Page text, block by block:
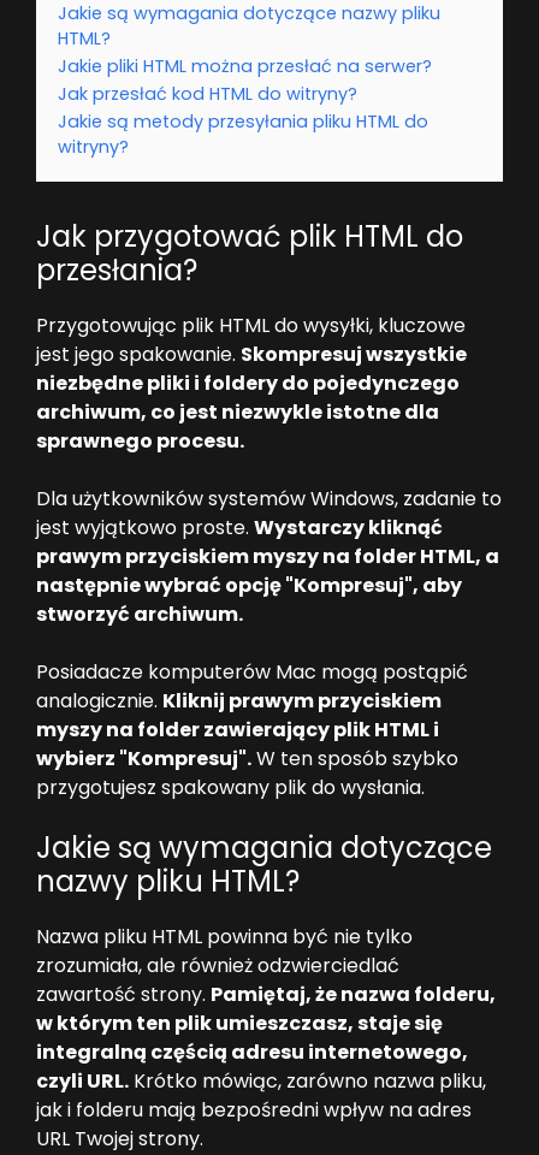
Jakie są wymagania dotyczące nazwy pliku
HTML?
Jakie pliki HTML można przesłać na serwer?
Jak przesłać kod HTML do witryny?
Jakie są metody przesyłania pliku HTML do
witryny?
Jak przygotować plik HTML do
przesłania?
Przygotowując plik HTML do wysyłki, kluczowe
jest jego spakowanie. Skompresuj wszystkie
niezbędne pliki i foldery do pojedynczego
archiwum, co jest niezwykle istotne dla
sprawnego procesu.
Dla użytkowników systemów Windows, zadanie to
jest wyjątkowo proste. Wystarczy kliknąć
prawym przyciskiem myszy na folder HTML, a
następnie wybrać opcję "Kompresuj", aby
stworzyć archiwum.
Posiadacze komputerów Mac mogą postąpić
analogicznie. Kliknij prawym przyciskiem
myszy na folder zawierający plik HTML i
wybierz "Kompresuj".W ten sposób szybko
przygotujesz spakowany plik do wysłania.
Jakie są wymagania dotyczące
nazwy pliku HTML?
Nazwa pliku HTML powinna być nie tylko
zrozumiała, ale również odzwierciedlać
zawartość strony. Pamiętaj, że nazwa folderu,
w którym ten plik umieszczasz, staje się
integralną częścią adresu internetowego,
czyli URL. Krótko mówiąc, zarówno nazwa pliku,
jak i folderu mają bezpośredni wpływ na adres
URL Twojej strony.